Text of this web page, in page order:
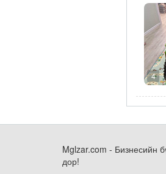
4
Mglzar.com - Бизнесийн
дор!